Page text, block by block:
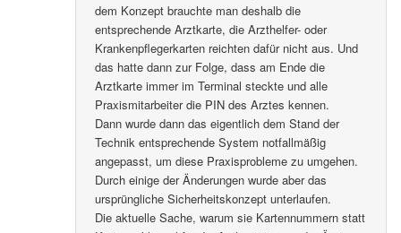
dem Konzept brauchte man deshalb die
entsprechende Arztkarte, die Arzthelfer- oder
Krankenpflegerkarten reichten dafür nicht aus. Und
das hatte dann zur Folge, dass am Ende die
Arztkarte immer im Terminal steckte und alle
Praxismitarbeiter die PIN des Arztes kennen.
Dann wurde dann das eigentlich dem Stand der
Technik entsprechende System notfallmäßig
angepasst, um diese Praxisprobleme zu umgehen.
Durch einige der Änderungen wurde aber das
ursprüngliche Sicherheitskonzept unterlaufen.
Die aktuelle Sache, warum sie Kartennummern statt